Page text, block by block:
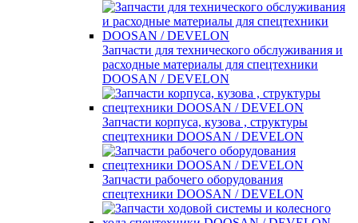
Запчасти для технического обслуживания и
расходные материалы для спецтехники
DOOSAN / DEVELON
Запчасти корпуса, кузова , структуры
спецтехники DOOSAN / DEVELON
Запчасти рабочего оборудования
спецтехники DOOSAN / DEVELON